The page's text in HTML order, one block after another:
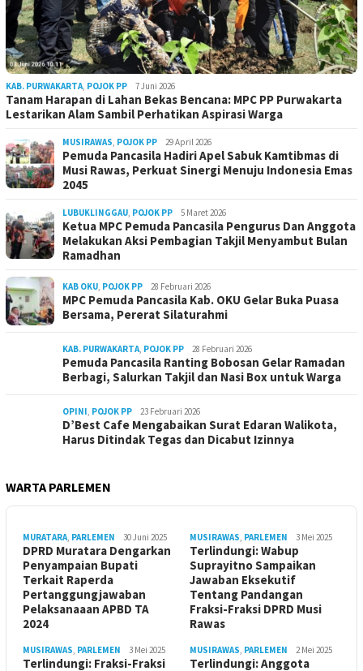
KAB. PURWAKARTA, POJOK PP 7 Juni 2026
Tanam Harapan di Lahan Bekas Bencana: MPC PP Purwakarta
Lestarikan Alam Sambil Perhatikan Aspirasi Warga
MUSIRAWAS, POJOK PP 29 April 2026
Pemuda Pancasila Hadiri Apel Sabuk Kamtibmas di
Musi Rawas, Perkuat Sinergi Menuju Indonesia Emas
2045
LUBUKLINGGAU, POJOK PP 5 Maret 2026
Ketua MPC Pemuda Pancasila Pengurus Dan Anggota
Melakukan Aksi Pembagian Takjil Menyambut Bulan
Ramadhan
KAB OKU, POJOK PP 28 Februari 2026
MPC Pemuda Pancasila Kab. OKU Gelar Buka Puasa
Bersama, Pererat Silaturahmi
KAB. PURWAKARTA, POJOK PP 28 Februari 2026
Pemuda Pancasila Ranting Bobosan Gelar Ramadan
Berbagi, Salurkan Takjil dan Nasi Box untuk Warga
OPINI, POJOK PP 23 Februari 2026
D’Best Cafe Mengabaikan Surat Edaran Walikota,
Harus Ditindak Tegas dan Dicabut Izinnya
WARTA PARLEMEN
MURATARA, PARLEMEN 30 Juni 2025
DPRD Muratara Dengarkan
Penyampaian Bupati
Terkait Raperda
Pertanggungjawaban
Pelaksanaaan APBD TA
2024
MUSIRAWAS, PARLEMEN 3 Mei 2025
Terlindungi: Wabup
Suprayitno Sampaikan
Jawaban Eksekutif
Tentang Pandangan
Fraksi-Fraksi DPRD Musi
Rawas
MUSIRAWAS, PARLEMEN 3 Mei 2025
Terlindungi: Fraksi-Fraksi
MUSIRAWAS, PARLEMEN 2 Mei 2025
Terlindungi: Anggota